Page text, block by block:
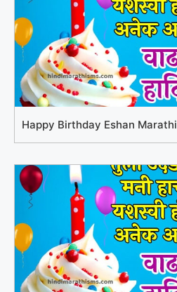
Happy Birthday Eshan Marathi